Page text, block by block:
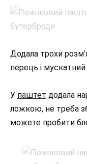
Додала трохи
перець і мускатний
У паштет додала
ложкою, не треба
можете пробити